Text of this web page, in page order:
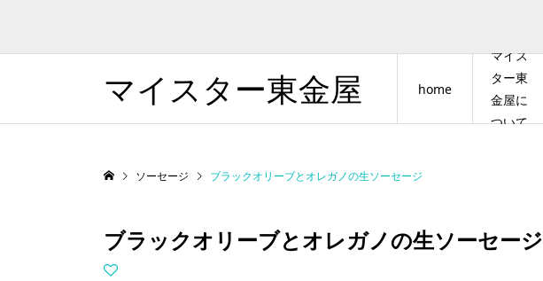
マイスター東金屋 home
マイス
ター東
金屋に
ついて
ソーセージ ブラックオリーブとオレガノの生ソーセージ
ブラックオリーブとオレガノの生ソーセージ